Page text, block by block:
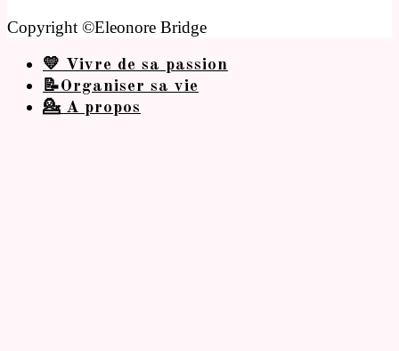
Copyright ©Eleonore Bridge
💛 Vivre de sa passion
📝Organiser sa vie
💁 A propos